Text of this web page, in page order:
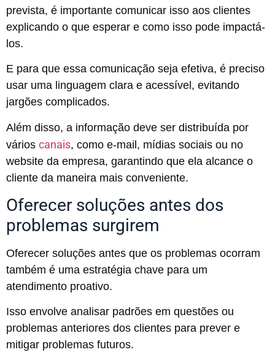
prevista, é importante comunicar isso aos clientes
explicando o que esperar e como isso pode impactá-
los.
E para que essa comunicação seja efetiva, é preciso
usar uma linguagem clara e acessível, evitando
jargões complicados.
Além disso, a informação deve ser distribuída por
vários canais, como e-mail, mídias sociais ou no
website da empresa, garantindo que ela alcance o
cliente da maneira mais conveniente.
Oferecer soluções antes dos
problemas surgirem
Oferecer soluções antes que os problemas ocorram
também é uma estratégia chave para um
atendimento proativo.
Isso envolve analisar padrões em questões ou
problemas anteriores dos clientes para prever e
mitigar problemas futuros.